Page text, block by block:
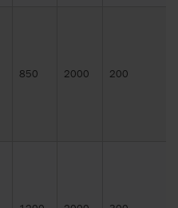
850 2000 200